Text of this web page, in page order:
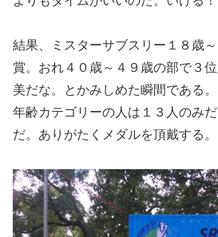
結果、ミスターサブスリー１８歳
賞。おれ４０歳～４９歳の部で３
美だな。とかみしめた瞬間である
年齢カテゴリーの人は１３人のみ
だ。ありがたくメダルを頂戴する。